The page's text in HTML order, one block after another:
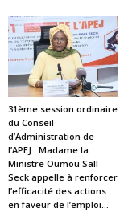
31ème session ordinaire
du Conseil
d’Administration de
l’APEJ : Madame la
Ministre Oumou Sall
Seck appelle à renforcer
l’efficacité des actions
en faveur de l’emploi...